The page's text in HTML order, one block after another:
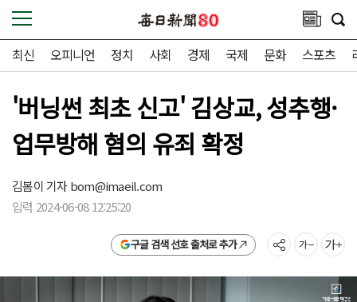
최신 오피니언 정치 사회 경제 국제 문화 스포츠
'버닝썬 최초 신고' 김상교, 성추행·
업무방해 혐의 유죄 확정
김봄이 기자bom@imaeil.com
입력 2024-06-08 12:25:20
구글 검색 선호 출처로 추가